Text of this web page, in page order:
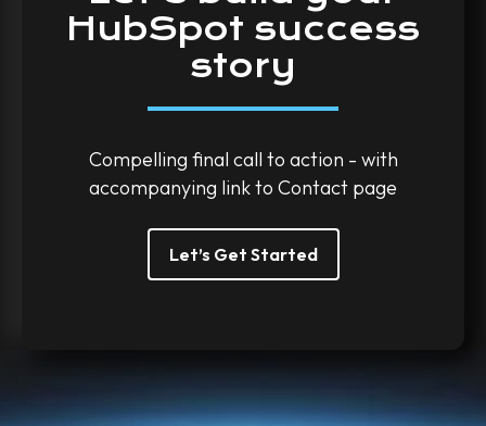
HubSpot success
story
Compelling final call to action - with
accompanying link to Contact page
Let’s Get Started